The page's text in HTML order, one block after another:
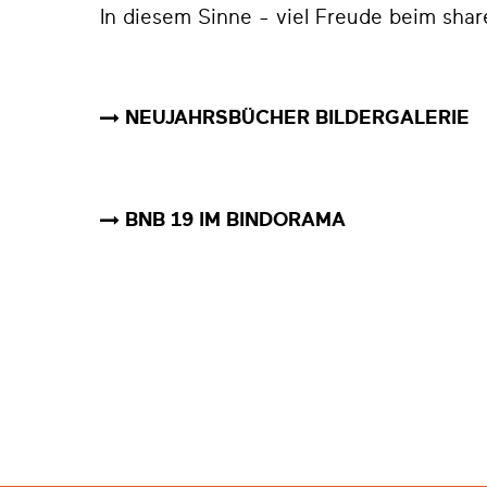
In diesem Sinne - viel Freude beim
NEUJAHRSBÜCHER BILDERGALERIE
BNB 19 IM BINDORAMA